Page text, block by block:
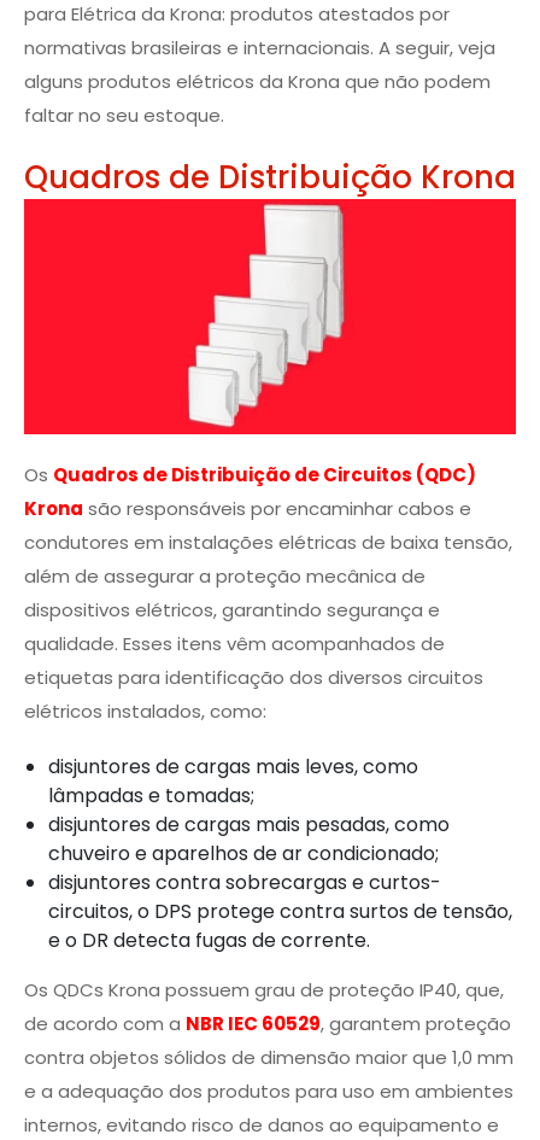
para Elétrica da Krona: produtos atestados por
normativas brasileiras e internacionais. A seguir, veja
alguns produtos elétricos da Krona que não podem
faltar no seu estoque.
Quadros de Distribuição Krona
Os Quadros de Distribuição de Circuitos (QDC)
Krona são responsáveis por encaminhar cabos e
condutores em instalações elétricas de baixa tensão,
além de assegurar a proteção mecânica de
dispositivos elétricos, garantindo segurança e
qualidade. Esses itens vêm acompanhados de
etiquetas para identificação dos diversos circuitos
elétricos instalados, como:
disjuntores de cargas mais leves, como
lâmpadas e tomadas;
disjuntores de cargas mais pesadas, como
chuveiro e aparelhos de ar condicionado;
disjuntores contra sobrecargas e curtos-
circuitos, o DPS protege contra surtos de tensão,
e o DR detecta fugas de corrente.
Os QDCs Krona possuem grau de proteção IP40, que,
de acordo com a NBR IEC 60529, garantem proteção
contra objetos sólidos de dimensão maior que 1,0 mm
e a adequação dos produtos para uso em ambientes
internos, evitando risco de danos ao equipamento e